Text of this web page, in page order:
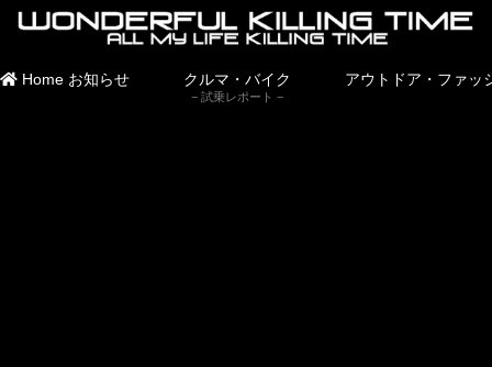
Home お知らせ クルマ・バイク
試乗レポート
アウトドア・ファッ